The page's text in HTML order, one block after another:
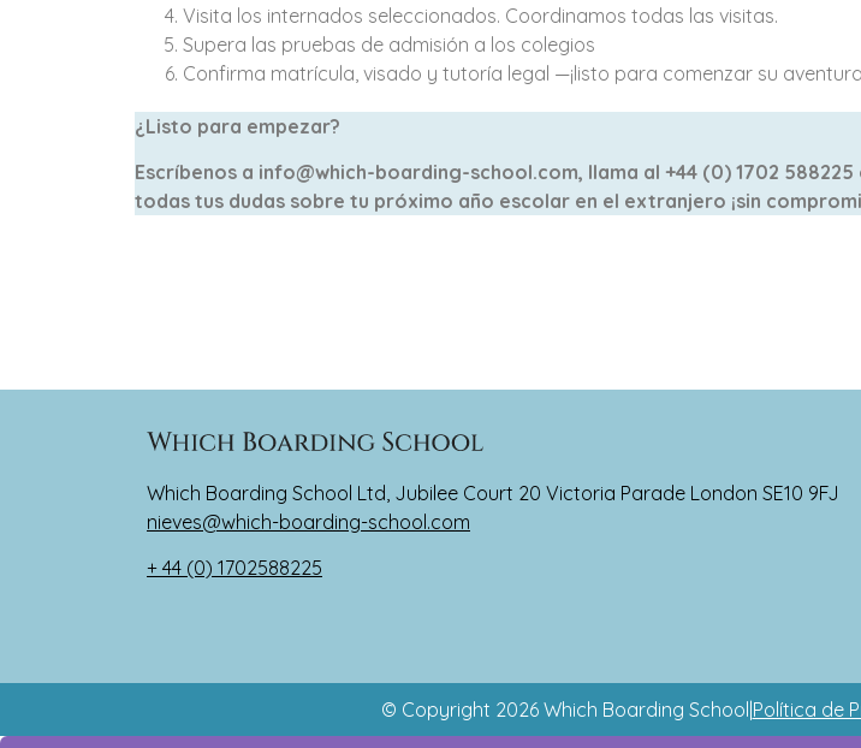
Visita los internados seleccionados. Coordinamos todas las visitas.
Supera las pruebas de admisión a los colegios
Confirma matrícula, visado y tutoría legal —¡listo para comenzar su
¿Listo para empezar?
Escríbenos a info@which-boarding-school.com, llama al +44 (0) 1702
todas tus dudas sobre tu próximo año escolar en el extranjero ¡sin
Which Boarding School Ltd, Jubilee Court 20 Victoria Parade London SE10 9FJ
nieves@which-boarding-school.com
+ 44 (0) 1702588225
© Copyright 2026 Which Boarding School Política de